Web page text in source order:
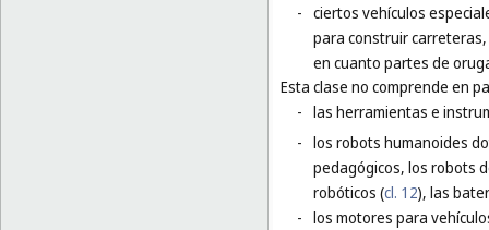
- ciertos vehículos
para construir
en cuanto partes de
Esta clase no comprende en
- las herramientas e
- los robots humanoides
pedagógicos, los robots
robóticos (cl. 12), las
- los motores para